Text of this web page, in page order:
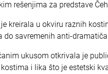
rešenjima za predstave
kreirala u okviru raznih
do savremenih anti-
ukusom otkrivala je
i lika što je estetski